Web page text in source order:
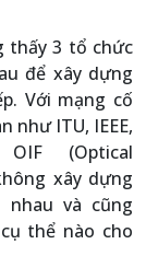
thấy 3 tổ chức
để xây dựng
Với mạng cố
như ITU, IEEE,
(Optical
xây dựng
và cũng
thể nào cho